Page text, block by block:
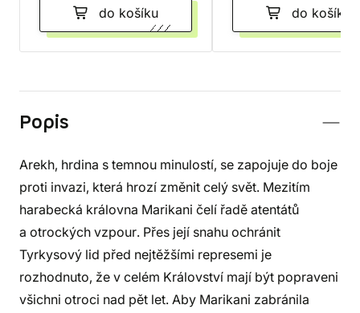
do košíku do košíku
Popis
Arekh, hrdina s temnou minulostí, se zapojuje do boje
proti invazi, která hrozí změnit celý svět. Mezitím
harabecká královna Marikani čelí řadě atentátů
a otrockých vzpour. Přes její snahu ochránit
Tyrkysový lid před nejtěžšími represemi je
rozhodnuto, že v celém Království mají být popraveni
všichni otroci nad pět let. Aby Marikani zabránila